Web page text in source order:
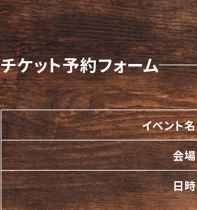
チケット予約フォーム
イベント名
会場
日時